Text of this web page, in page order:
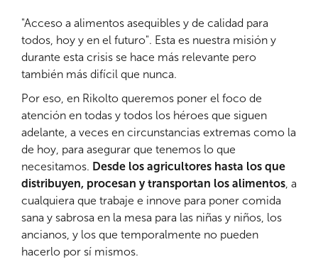
"Acceso a alimentos asequibles y de calidad para
todos, hoy y en el futuro". Esta es nuestra misión y
durante esta crisis se hace más relevante pero
también más difícil que nunca.
Por eso, en Rikolto queremos poner el foco de
atención en todas y todos los héroes que siguen
adelante, a veces en circunstancias extremas como la
de hoy, para asegurar que tenemos lo que
necesitamos. Desde los agricultores hasta los que
distribuyen, procesan y transportan los alimentos , a
cualquiera que trabaje e innove para poner comida
sana y sabrosa en la mesa para las niñas y niños, los
ancianos, y los que temporalmente no pueden
hacerlo por sí mismos.